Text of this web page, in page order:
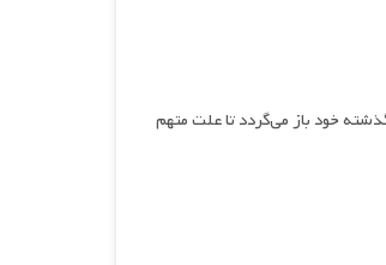
خود باز می‌گردد تا علت متهم